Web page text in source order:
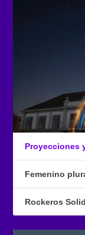
Proyecciones
Femenino
Rockeros